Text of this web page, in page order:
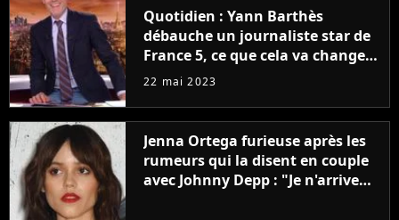
Quotidien : Yann Barthès
débauche un journaliste star de
France 5, ce que cela va changer
à la rentrée
22 mai 2023
Jenna Ortega furieuse après les
rumeurs qui la disent en couple
avec Johnny Depp : "Je n'arrive